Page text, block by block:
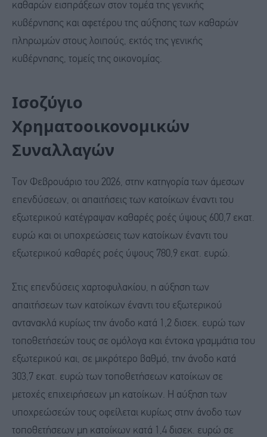
καθαρών εισπράξεων στον τομέα της γενικής
κυβέρνησης και αφετέρου της αύξησης των καθαρών
πληρωμών στους λοιπούς, εκτός της γενικής
κυβέρνησης, τομείς της οικονομίας.
Ισοζύγιο
Χρηματοοικονομικών
Συναλλαγών
Τον Φεβρουάριο του 2026, στην κατηγορία των άμεσων
επενδύσεων, οι απαιτήσεις των κατοίκων έναντι του
εξωτερικού κατέγραψαν καθαρές ροές ύψους 600,7 εκατ.
ευρώ και οι υποχρεώσεις των κατοίκων έναντι του
εξωτερικού καθαρές ροές ύψους 780,9 εκατ. ευρώ.
Στις επενδύσεις χαρτοφυλακίου, η αύξηση των
απαιτήσεων των κατοίκων έναντι του εξωτερικού
αντανακλά κυρίως την άνοδο κατά 1,2 δισεκ. ευρώ των
τοποθετήσεών τους σε ομόλογα και έντοκα γραμμάτια του
εξωτερικού και, σε μικρότερο βαθμό, την άνοδο κατά
303,7 εκατ. ευρώ των τοποθετήσεων κατοίκων σε
μετοχές επιχειρήσεων μη κατοίκων. Η αύξηση των
υποχρεώσεών τους οφείλεται κυρίως στην άνοδο των
τοποθετήσεων μη κατοίκων κατά 1,4 δισεκ. ευρώ σε